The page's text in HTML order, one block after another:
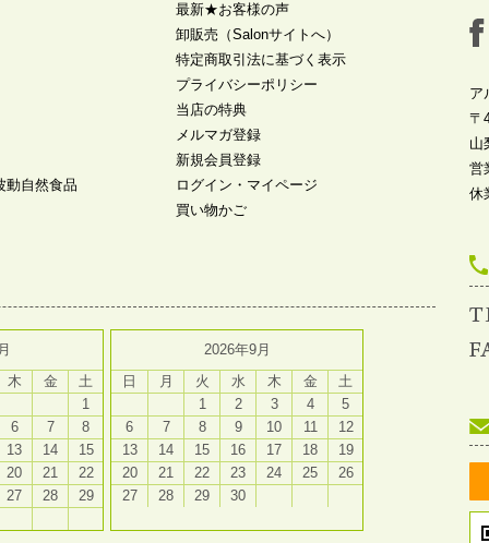
動自然食品
最新★お客様の声
卸販売（Salonサイトへ）
特定商取引法に基づく表示
プライバシーポリシー
当店の特典
メルマガ登録
新規会員登録
ログイン・マイページ
買い物かご
木 金
土
1
6 7
8
13 14
15
20 21
22
27 28
29
2026年9月
日
月 火 水 木 金
土
1
2 3 4
5
6
7 8 9 10 11
12
13
14 15 16 17 18
19
20
21 22 23 24 25
26
27
28 29 30
ア
〒
山
営
休